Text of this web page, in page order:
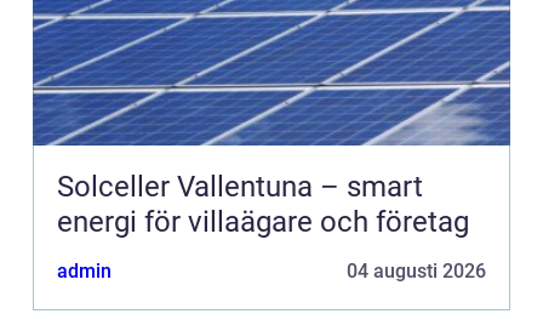
Solceller Vallentuna – smart
energi för villaägare och företag
admin 04 augusti 2026